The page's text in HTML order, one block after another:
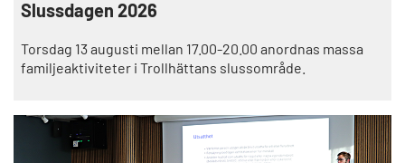
Slussdagen 2026
Torsdag 13 augusti mellan 17.00-20.00 anordnas massa
familjeaktiviteter i Trollhättans slussområde.